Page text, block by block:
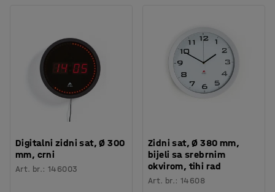
Digitalni zidni sat, Ø 300
mm, crni
Art. br.:146003
Zidni sat, Ø 380 mm,
bijeli sa srebrnim
okvirom, tihi rad
Art. br.:14608